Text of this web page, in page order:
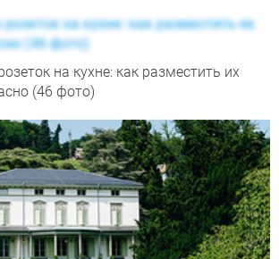
на кухне: как разместить их
(46 фото)